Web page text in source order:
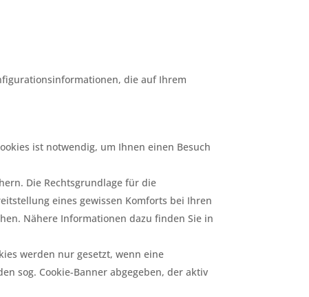
die auf Ihrem
ist notwendig, um Ihnen einen Besuch
Die Rechtsgrundlage für die
eines gewissen Komforts bei Ihren
Nähere Informationen dazu finden Sie in
werden nur gesetzt, wenn eine
sog. Cookie-Banner abgegeben, der aktiv